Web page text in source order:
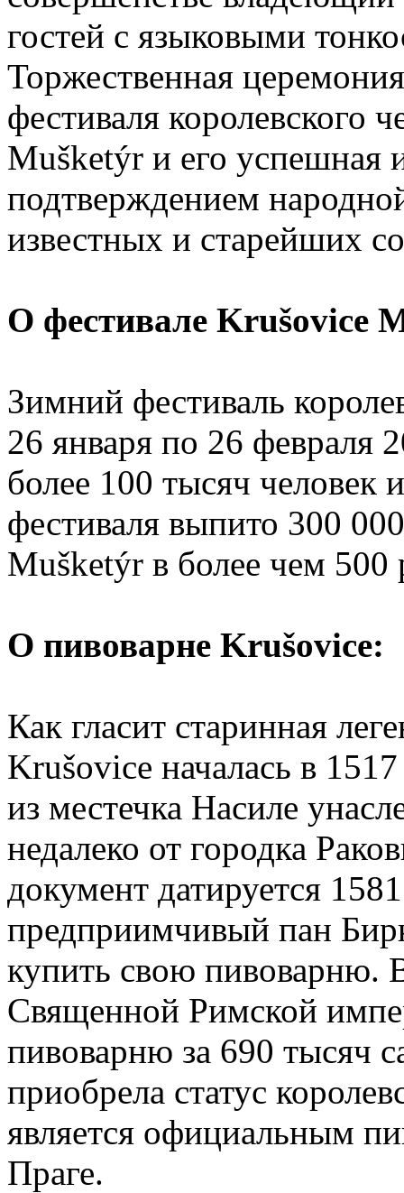
гостей с языковыми
Торжественная
фестиваля королевского
Mušketýr и его успешная
подтверждением
известных и старейших
О фестивале Krušovice
Зимний фестиваль
26 января по 26 февраля
более 100 тысяч человек
фестиваля выпито 300
Mušketýr в более чем 500
О пивоварне Krušovice:
Как гласит старинная
Krušovice началась в
из местечка Насиле
недалеко от городка
документ датируется
предприимчивый пан
купить свою пивоварню.
Священной Римской
пивоварню за 690 тысяч
приобрела статус
является официальным
Праге.